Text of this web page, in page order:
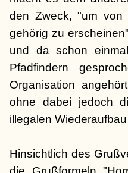
den Zweck, "um von
gehörig zu
und da schon
Pfadfindern
Organisation
ohne dabei jedoch
illegalen
Hinsichtlich des